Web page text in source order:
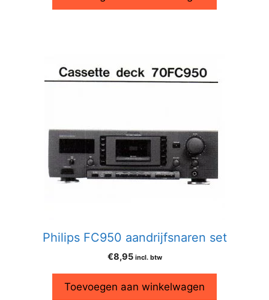
Philips FC950 aandrijfsnaren set
€8,95 incl. btw
Toevoegen aan winkelwagen